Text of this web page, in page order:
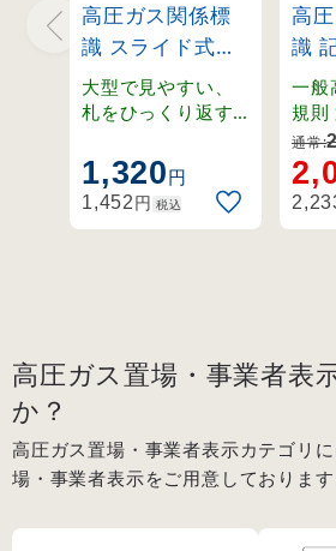
高圧ガス関係標
識 スライド式ボ
ンベ札 回転タイ
プ 130×60mm
大型で見やすい、
札をひっくり返す
転式ボンベ札。
1,320円
1,452円 税込
高
識
ガ
火気
入
一般
規則
条・
例示
その
通常:
高圧ガス置場・事業者表
か？
高圧ガス置場・事業者表示カテゴリ
場・事業者表示をご用意しております